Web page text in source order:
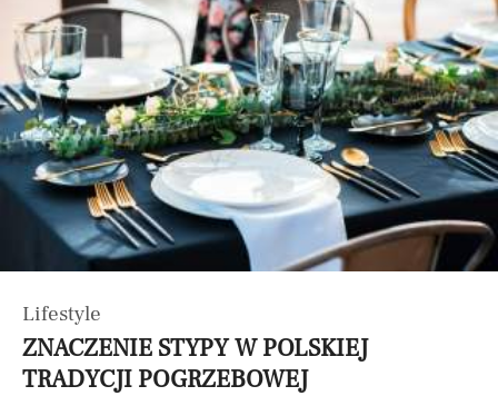
Lifestyle
ZNACZENIE STYPY W POLSKIEJ
TRADYCJI POGRZEBOWEJ